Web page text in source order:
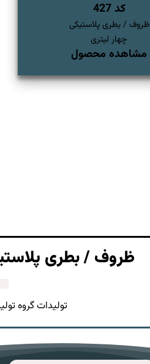
کد 427
ظروف / بطری پلاستیکی
چهار لیتری
مشاهده محصول
ظروف / بطری
تولیدات گروه